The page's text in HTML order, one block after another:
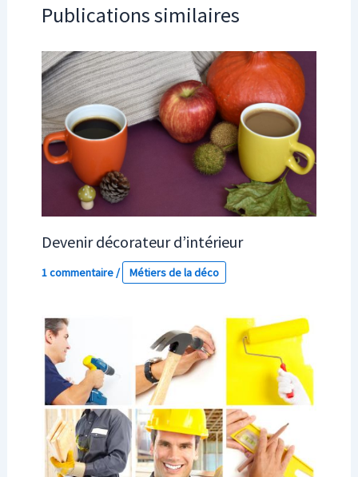
Publications similaires
Devenir décorateur d’intérieur
1 commentaire/ Métiers de la déco